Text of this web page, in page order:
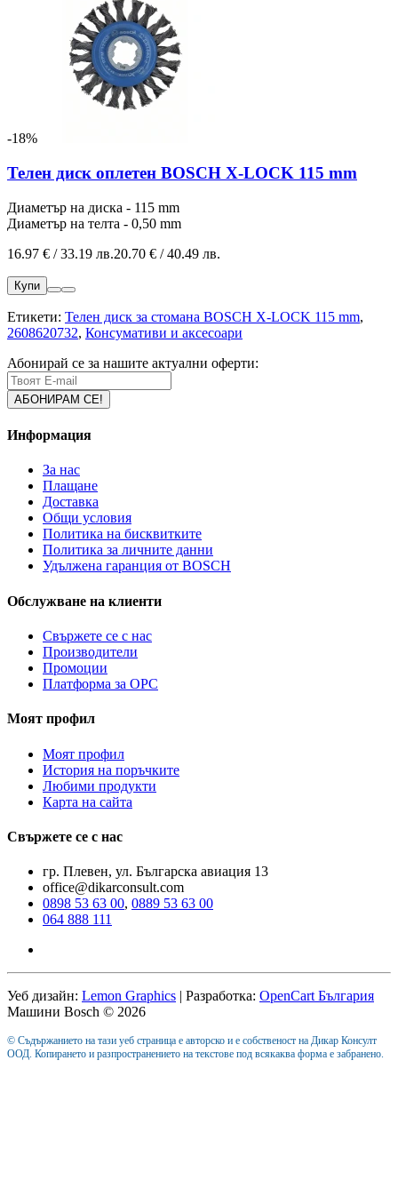
-18%
Телен диск оплетен BOSCH X-LOCK 115 mm
Диаметър на диска - 115 mm
Диаметър на телта - 0,50 mm
16.97 € / 33.19 лв.20.70 € / 40.49 лв.
Купи
Етикети: Телен диск за стомана BOSCH X-LOCK 115 mm,
2608620732, Консумативи и аксесоари
Абонирай се за нашите актуални оферти:
Информация
За нас
Плащане
Доставка
Общи условия
Политика на бисквитките
Политика за личните данни
Удължена гаранция от BOSCH
Обслужване на клиенти
Свържете се с нас
Производители
Промоции
Платформа за ОРС
Моят профил
Моят профил
История на поръчките
Любими продукти
Карта на сайта
Свържете се с нас
гр. Плевен, ул. Българска авиация 13
office@dikarconsult.com
0898 53 63 00, 0889 53 63 00
064 888 111
Уеб дизайн: Lemon Graphics | Разработка: OpenCart България
Машини Bosch © 2026
© Съдържанието на тази уеб страница е авторско и е собственост на Дикар Консулт
ООД. Копирането и разпространението на текстове под всякаква форма е забранено.